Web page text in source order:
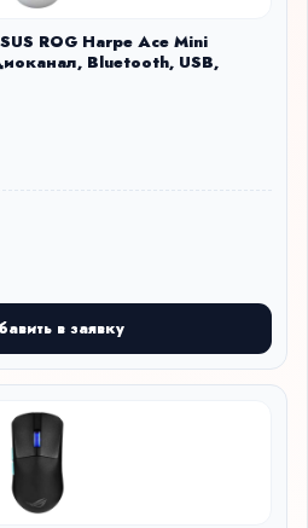
ROG Harpe Ace Mini
Bluetooth, USB,
в заявку